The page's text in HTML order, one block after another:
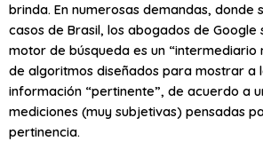
brinda. En numerosas demandas, donde
casos de Brasil, los abogados de Google
motor de búsqueda es un “intermediario
de algoritmos diseñados para mostrar a
información “pertinente”, de acuerdo a
mediciones (muy subjetivas) pensadas
pertinencia.